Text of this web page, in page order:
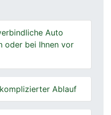
Auto
oder bei Ihnen vor
Ablauf